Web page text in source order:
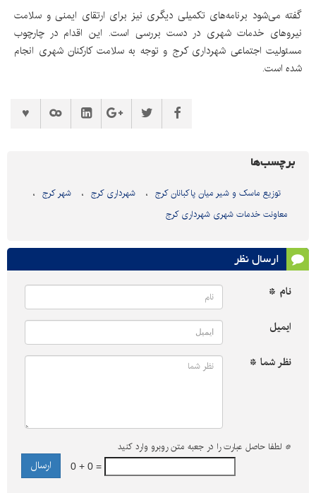
گفته می‌شود برنامه‌های تکمیلی دیگری نیز برای ارتقای ایمنی و سلامت
نیروهای خدمات شهری در دست بررسی است. این اقدام در چارچوب
مسئولیت اجتماعی شهرداری کرج و توجه به سلامت کارکنان شهری انجام
شده است.
برچسب‌ها
توزیع ماسک و شیر میان پاکبانان کرج شهرداری کرج
شهر کرج
معاونت خدمات شهری شهرداری کرج
ارسال نظر
نام *
ایمیل
نظر شما *
* لطفا حاصل عبارت را در جعبه متن روبرو وارد کنید
0 + 0 =